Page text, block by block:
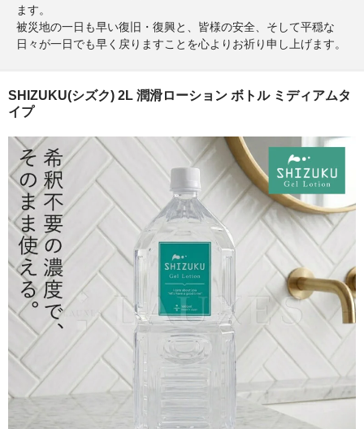
ます。
被災地の一日も早い復旧・復興と、皆様の安全、そして平穏な
日々が一日でも早く戻りますことを心よりお祈り申し上げます。
TOP
グッズ
その他
SALE商品一覧
ショッピングガイド
サイズ交換サービスについて
よくある質問
SHIZUKU(シズク) 2L 潤滑ローション ボトル ミディアムタ
イプ